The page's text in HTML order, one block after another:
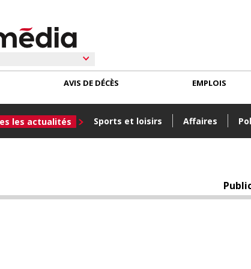
les actualités Sports et loisirs Affaires
AVIS DE DÉCÈS EMPLOIS